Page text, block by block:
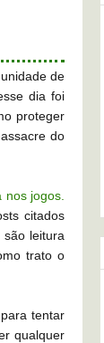
de
dia foi
proteger
do
jogos.
citados
leitura
trato o
tentar
qualquer